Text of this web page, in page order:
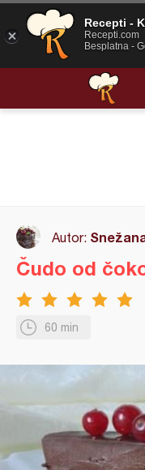
Autor:
60 min
Čudo od
Recepti -
Recepti.com
Besplatna -